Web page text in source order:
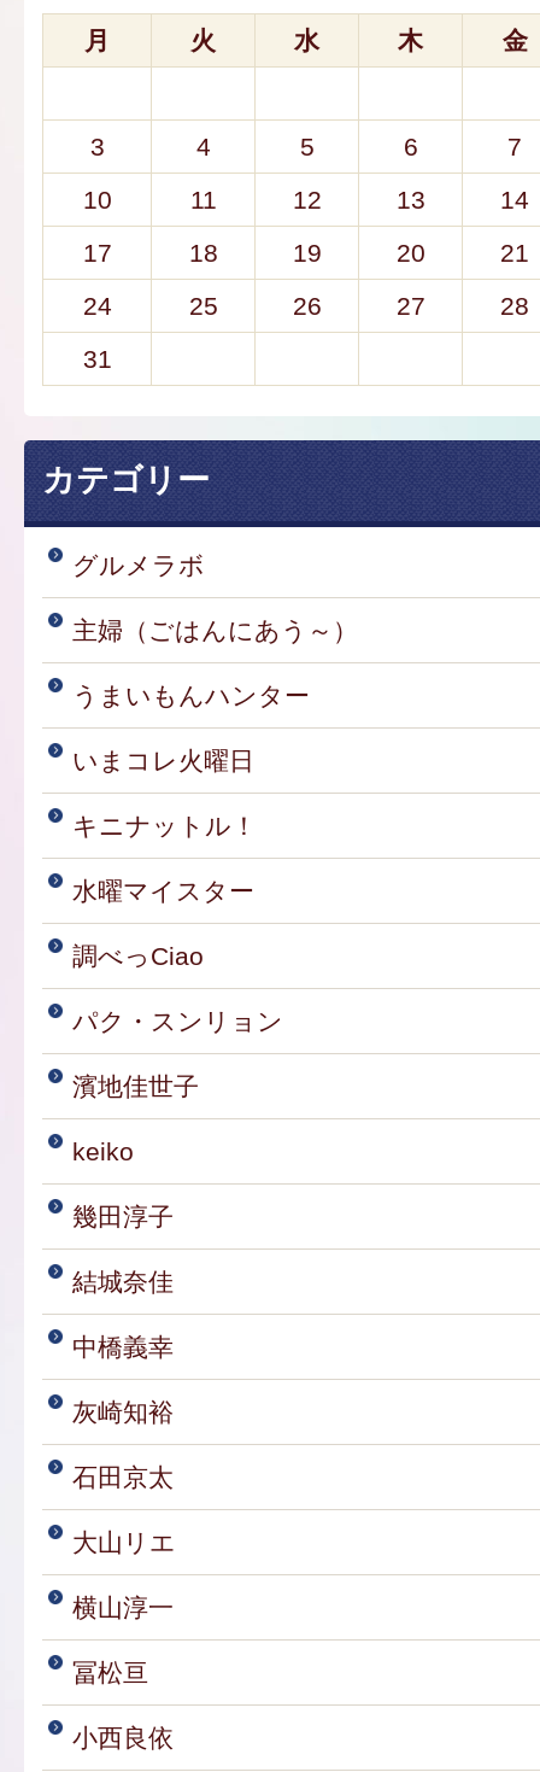
月 火 水 木 金
3 4 5 6
7
10
11 12 13
14
17
18 19 20
21
24
25 26 27
28
31
カテゴリー
グルメラボ
主婦（ごはんにあう～）
うまいもんハンター
いまコレ火曜日
キニナットル！
水曜マイスター
調べっCiao
パク・スンリョン
濱地佳世子
keiko
幾田淳子
結城奈佳
中橋義幸
灰崎知裕
石田京太
大山リエ
横山淳一
冨松亘
小西良依